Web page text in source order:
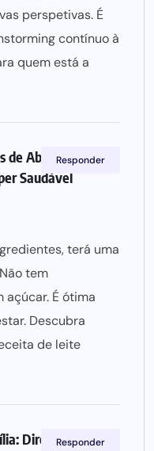
perspetivas. É
contínuo à
quem está a
de Abóbora:
Saudável
terá uma
tem
açúcar. É ótima
Descubra
de leite
Responder
Direitos e Como
Responder